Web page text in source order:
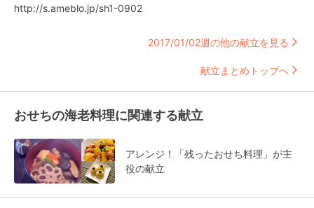
http://s.ameblo.jp/sh1-0902
2017/01/02週の他の献立を見る
献立まとめトップへ
おせちの海老料理に関連する献立
アレンジ！「残ったおせち料理」が主
役の献立